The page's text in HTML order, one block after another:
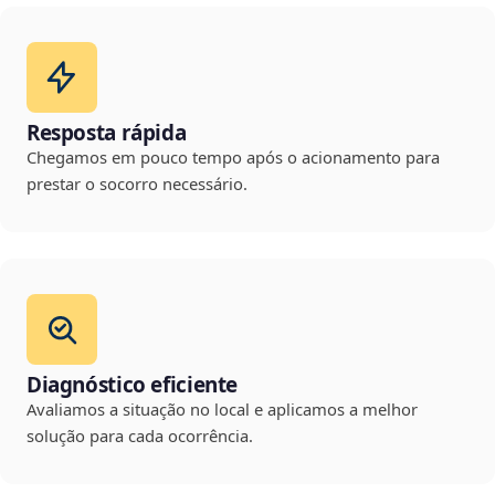
Resposta rápida
Chegamos em pouco tempo após o acionamento para
prestar o socorro necessário.
Diagnóstico eficiente
Avaliamos a situação no local e aplicamos a melhor
solução para cada ocorrência.